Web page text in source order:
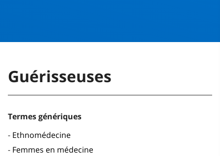
Guérisseuses
Termes génériques
Ethnomédecine
Femmes en médecine